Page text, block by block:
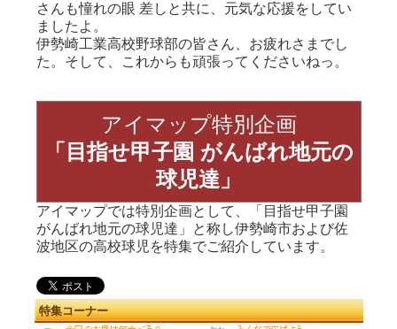
さんも憧れの眼 差しと共に、元気な応援をしてい
ましたよ。
伊勢崎工業高校野球部の皆さん、お疲れさまでし
た。そして、これからも頑張ってくださいねっ。
アイマップ特別企画
「目指せ甲子園 がんばれ地元の
球児達」
アイマップでは特別企画として、「目指せ甲子園
がんばれ地元の球児達」と称し伊勢崎市および佐
波地区の高校球児を特集でご紹介しています。
特集コーナー